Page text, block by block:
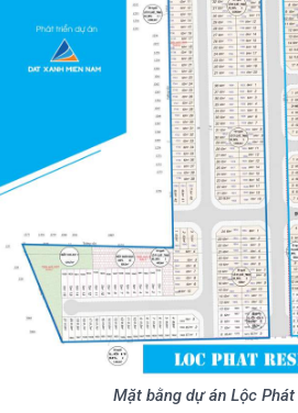
Mặt bằng dự án Lộc